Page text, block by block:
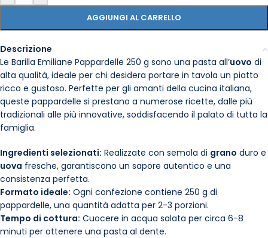
AGGIUNGI AL CARRELLO
Descrizione
Le Barilla Emiliane Pappardelle 250 g sono una pasta all’uovo di
alta qualità, ideale per chi desidera portare in tavola un piatto
ricco e gustoso. Perfette per gli amanti della cucina italiana,
queste pappardelle si prestano a numerose ricette, dalle più
tradizionali alle più innovative, soddisfacendo il palato di tutta la
famiglia.
Ingredienti selezionati: Realizzate con semola di grano duro e
uova fresche, garantiscono un sapore autentico e una
consistenza perfetta.
Formato ideale: Ogni confezione contiene 250 g di
pappardelle, una quantità adatta per 2-3 porzioni.
Tempo di cottura: Cuocere in acqua salata per circa 6-8
minuti per ottenere una pasta al dente.